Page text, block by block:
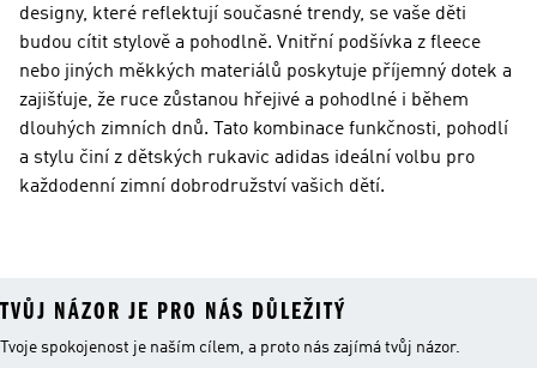
designy, které reflektují současné trendy, se vaše děti
budou cítit stylově a pohodlně. Vnitřní podšívka z fleece
nebo jiných měkkých materiálů poskytuje příjemný dotek a
zajišťuje, že ruce zůstanou hřejivé a pohodlné i během
dlouhých zimních dnů. Tato kombinace funkčnosti, pohodlí
a stylu činí z dětských rukavic adidas ideální volbu pro
každodenní zimní dobrodružství vašich dětí.
TVŮJ NÁZOR JE PRO NÁS DŮLEŽITÝ
Tvoje spokojenost je naším cílem, a proto nás zajímá tvůj názor.